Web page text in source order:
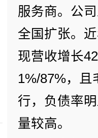
服务商。公
全国扩张。
现营收增长
1%/87%，
行，负债率
量较高。